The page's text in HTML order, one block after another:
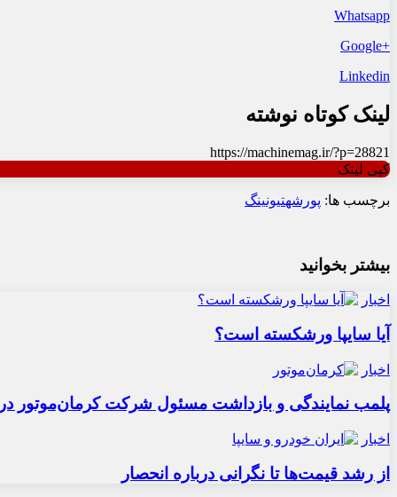
Whatsapp
+Google
Linkedin
لینک کوتاه نوشته
https://machinemag.ir/?p=28821
کپی لینک
برچسب ها: پورشهتیونینگ
بیشتر بخوانید
اخبار
آیا سایپا ورشکسته است؟
اخبار
پلمب نمایندگی و بازداشت مسئول شرکت کرمان‌موتور
اخبار
از رشد قیمت‌ها تا نگرانی درباره انحصار